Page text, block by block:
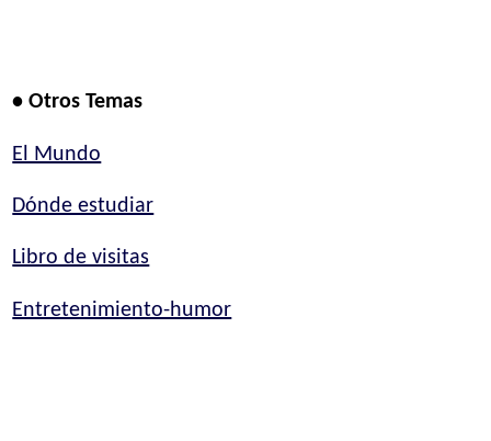
• Otros Temas
El Mundo
Dónde estudiar
Libro de visitas
Entretenimiento-humor